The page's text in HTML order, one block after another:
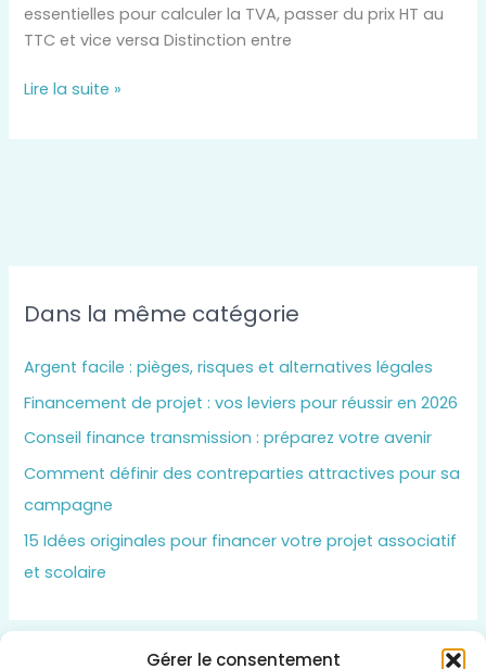
Gérer le consentement
essentielles pour calculer la TVA, passer du prix HT au
TTC et vice versa Distinction entre
Lire la suite »
Dans la même catégorie
Argent facile : pièges, risques et alternatives légales
Financement de projet : vos leviers pour réussir en 2026
Conseil finance transmission : préparez votre avenir
Comment définir des contreparties attractives pour sa
campagne
15 Idées originales pour financer votre projet associatif
et scolaire